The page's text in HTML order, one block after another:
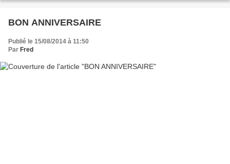
l'époque.Je participe à diverses expositions et ,à ma façon, entretien le
font alors plus qu'une.
BON ANNIVERSAIRE
Publié le 15/08/2014 à 11:50
Par Fred